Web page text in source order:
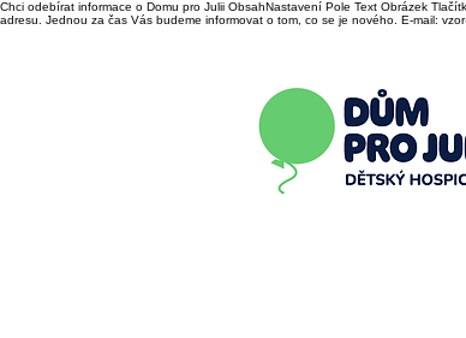
Chci odebírat informace o Domu pro Julii ObsahNastavení Pole Text Obrázek
adresu. Jednou za čas Vás budeme informovat o tom, co se je nového. E-mail: